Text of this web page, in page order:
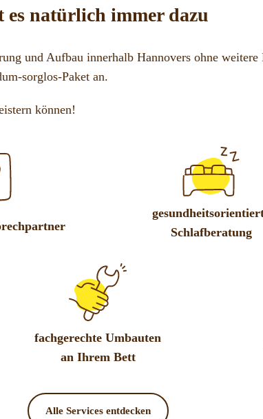
es natürlich immer dazu
und Aufbau innerhalb Hannovers ohne
sorglos-Paket an.
können!
Schlafberatung
fachgerechte Umbauten
an Ihrem Bett
Alle Services entdecken